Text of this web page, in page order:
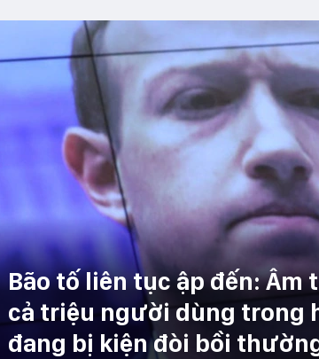
Bão tố liên tục ập đến:
cả triệu người dùng trong
đang bị kiện đòi bồi